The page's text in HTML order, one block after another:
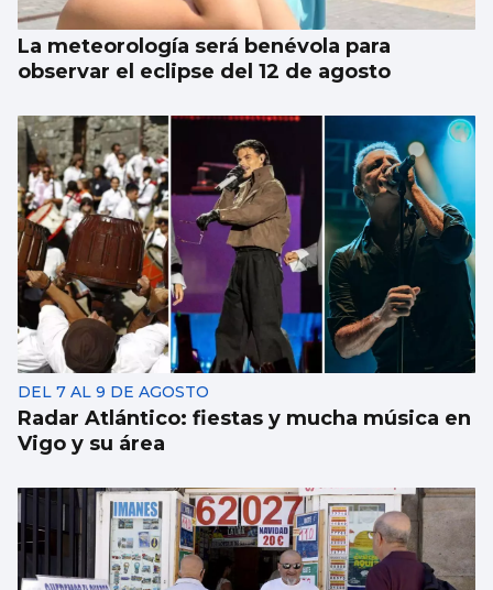
La meteorología será benévola para
observar el eclipse del 12 de agosto
DEL 7 AL 9 DE AGOSTO
Radar Atlántico: fiestas y mucha música en
Vigo y su área